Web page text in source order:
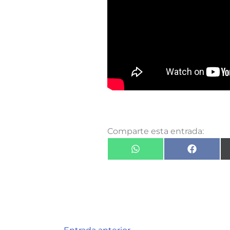
Comparte esta entrada:
Compartir
en
Compartir
en